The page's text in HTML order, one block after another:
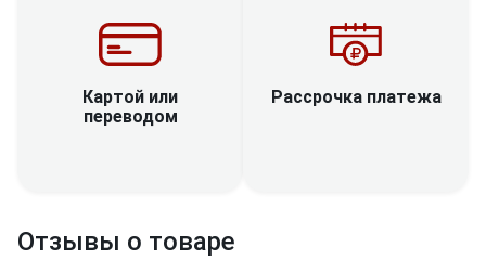
Картой или
переводом
Рассрочка платежа
Отзывы о товаре